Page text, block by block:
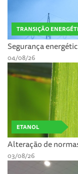
TRANSIÇÃO
Segurança
04/08/26
ETANOL
Alteração de
03/08/26